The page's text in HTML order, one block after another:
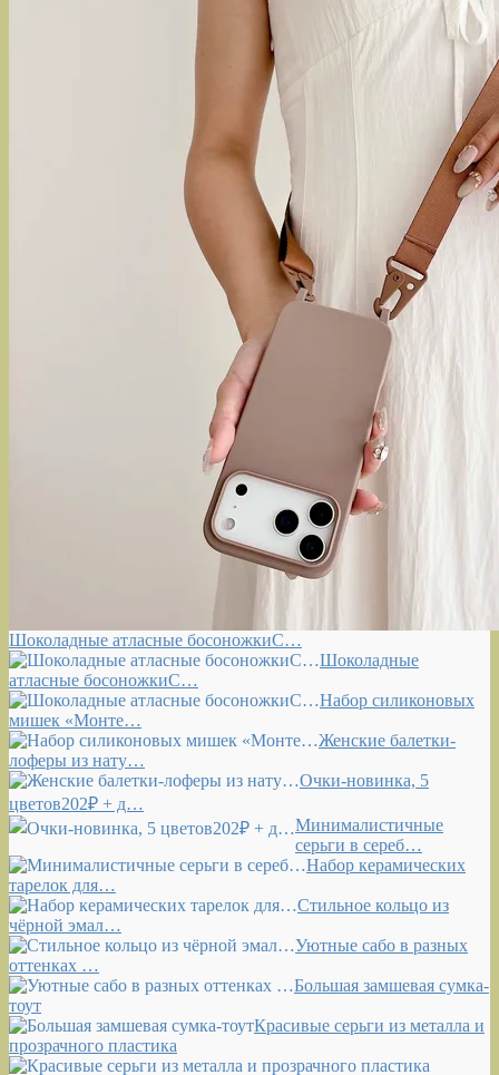
Шоколадные атласные босоножкиС…
Шоколадные
атласные босоножкиС…
Набор силиконовых
мишек «Монте…
Женские балетки-
лоферы из нату…
Очки-новинка, 5
цветов202₽ + д…
Минималистичные
серьги в сереб…
Набор керамических
тарелок для…
Стильное кольцо из
чёрной эмал…
Уютные сабо в разных
оттенках …
Большая замшевая сумка-
тоут
Красивые серьги из металла и
прозрачного пластика